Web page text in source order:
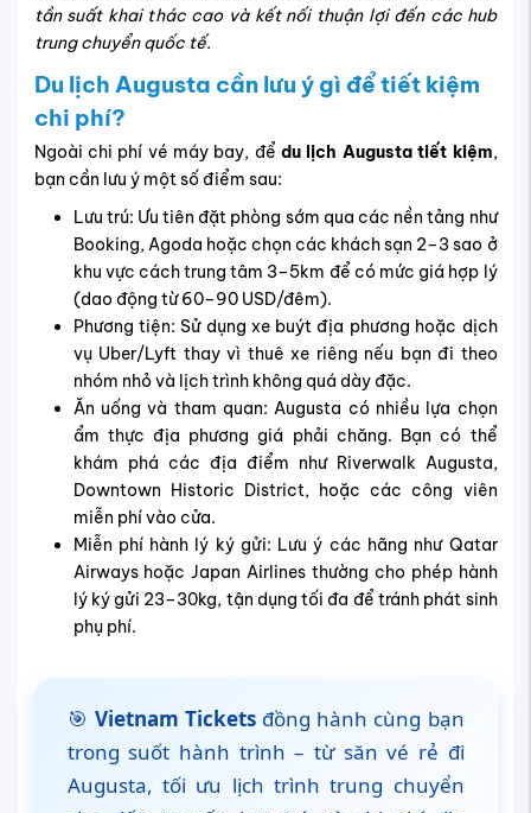
tần suất khai thác cao và kết nối thuận lợi đến các hub
trung chuyển quốc tế.
Du lịch Augusta cần lưu ý gì để tiết kiệm
chi phí?
Ngoài chi phí vé máy bay, đểdu lịch Augusta tiết kiệm,
bạn cần lưu ý một số điểm sau:
Lưu trú: Ưu tiên đặt phòng sớm qua các nền tảng như
Booking, Agoda hoặc chọn các khách sạn 2–3 sao ở
khu vực cách trung tâm 3–5km để có mức giá hợp lý
(dao động từ 60–90 USD/đêm).
Phương tiện: Sử dụng xe buýt địa phương hoặc dịch
vụ Uber/Lyft thay vì thuê xe riêng nếu bạn đi theo
nhóm nhỏ và lịch trình không quá dày đặc.
Ăn uống và tham quan: Augusta có nhiều lựa chọn
ẩm thực địa phương giá phải chăng. Bạn có thể
khám phá các địa điểm như Riverwalk Augusta,
Downtown Historic District, hoặc các công viên
miễn phí vào cửa.
Miễn phí hành lý ký gửi: Lưu ý các hãng như Qatar
Airways hoặc Japan Airlines thường cho phép hành
lý ký gửi 23–30kg, tận dụng tối đa để tránh phát sinh
phụ phí.
🎯 Vietnam Ticketsđồng hành cùng bạn
trong suốt hành trình – từ săn vé rẻ đi
Augusta, tối ưu lịch trình trung chuyển